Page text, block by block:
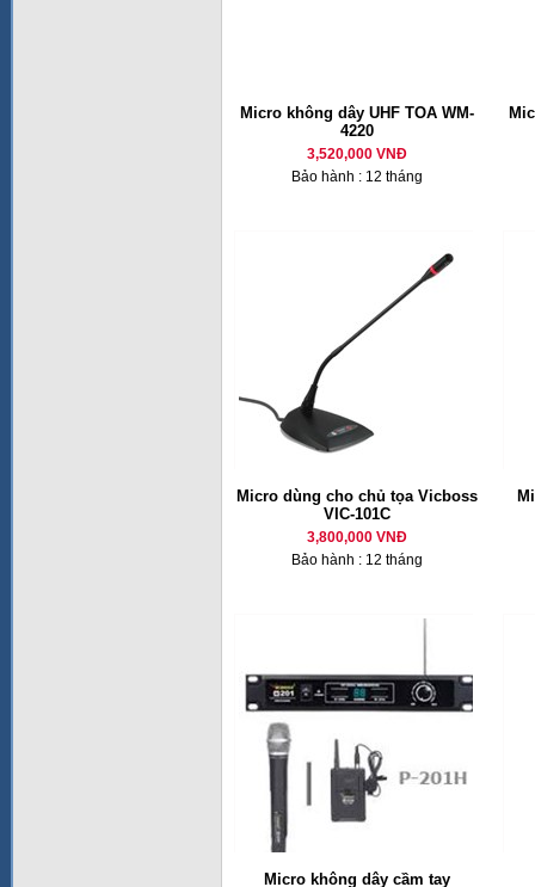
Micro không dây UHF TOA WM-
4220
3,520,000 VNĐ
Bảo hành : 12 tháng
Micro dùng cho chủ tọa Vicboss
VIC-101C
3,800,000 VNĐ
Bảo hành : 12 tháng
Micro không dây cầm tay